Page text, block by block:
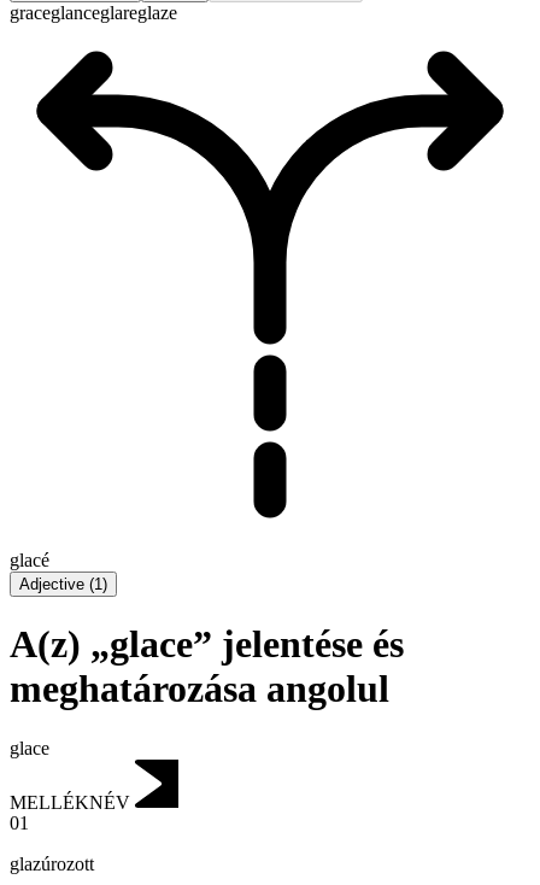
graceglanceglareglaze
glacé
Adjective (1)
A(z) „glace” jelentése és
meghatározása angolul
glace
MELLÉKNÉV
01
glazúrozott